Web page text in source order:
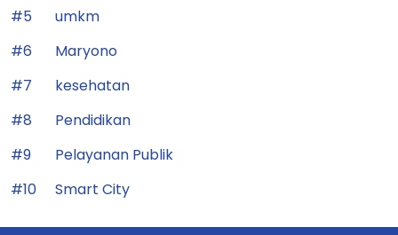
#5
umkm
#6
Maryono
#7
kesehatan
#8
Pendidikan
#9
Pelayanan Publik
#10
Smart City